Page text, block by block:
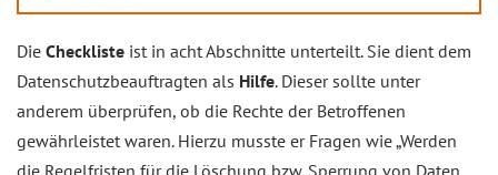
Die Checkliste ist in acht Abschnitte unterteilt. Sie dient dem
Datenschutzbeauftragten als Hilfe. Dieser sollte unter
anderem überprüfen, ob die Rechte der Betroffenen
gewährleistet waren. Hierzu musste er Fragen wie „Werden
die Regelfristen für die Löschung bzw. Sperrung von Daten